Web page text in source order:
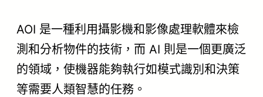
AOI 是一種利用攝影機和影像處理軟體來檢
測和分析物件的技術，而 AI 則是一個更廣泛
的領域，使機器能夠執行如模式識別和決策
等需要人類智慧的任務。